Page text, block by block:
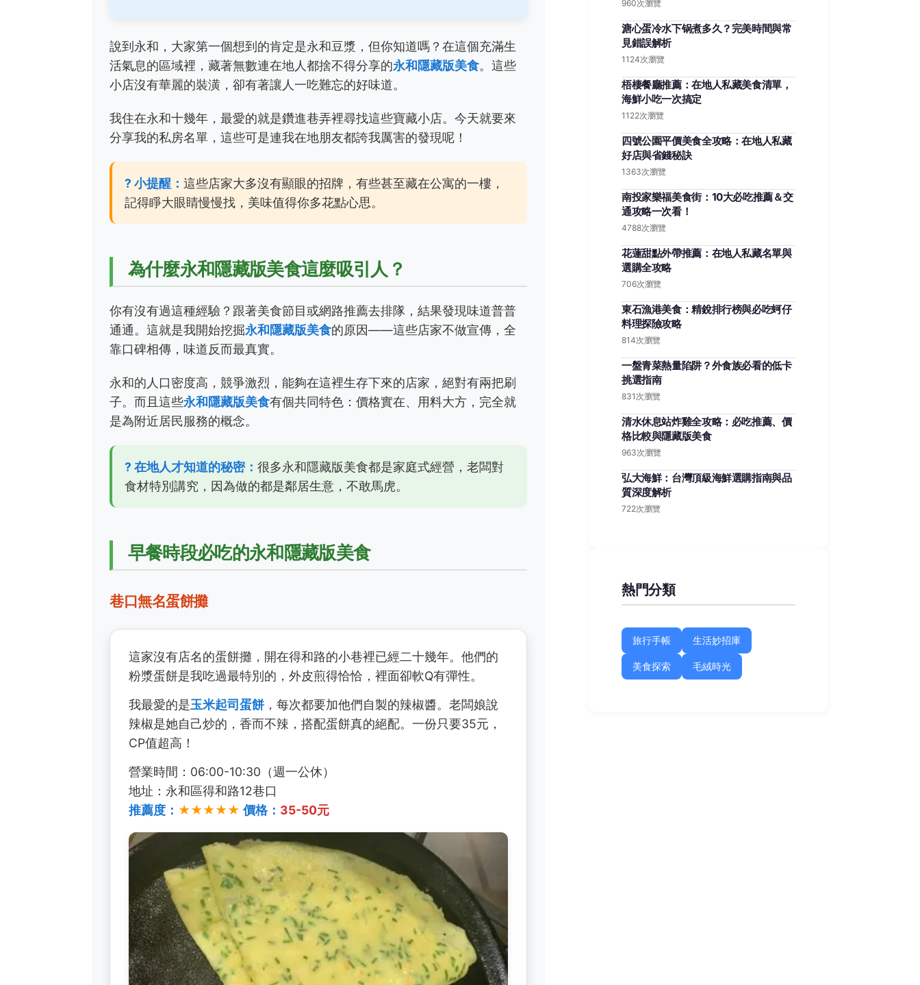
說到永和，大家第一個想到的肯定是永和豆漿，但你知道嗎？在這個充滿生
活氣息的區域裡，藏著無數連在地人都捨不得分享的永和隱藏版美食。這些
小店沒有華麗的裝潢，卻有著讓人一吃難忘的好味道。
我住在永和十幾年，最愛的就是鑽進巷弄裡尋找這些寶藏小店。今天就要來
分享我的私房名單，這些可是連我在地朋友都誇我厲害的發現呢！
? 小提醒： 這些店家大多沒有顯眼的招牌，有些甚至藏在公寓的一樓，
記得睜大眼睛慢慢找，美味值得你多花點心思。
為什麼永和隱藏版美食這麼吸引人？
你有沒有過這種經驗？跟著美食節目或網路推薦去排隊，結果發現味道普普
通通。這就是我開始挖掘永和隱藏版美食的原因——這些店家不做宣傳，全
靠口碑相傳，味道反而最真實。
永和的人口密度高，競爭激烈，能夠在這裡生存下來的店家，絕對有兩把刷
子。而且這些永和隱藏版美食有個共同特色：價格實在、用料大方，完全就
是為附近居民服務的概念。
? 在地人才知道的秘密： 很多永和隱藏版美食都是家庭式經營，老闆對
食材特別講究，因為做的都是鄰居生意，不敢馬虎。
早餐時段必吃的永和隱藏版美食
巷口無名蛋餅攤
這家沒有店名的蛋餅攤，開在得和路的小巷裡已經二十幾年。他們的
粉漿蛋餅是我吃過最特別的，外皮煎得恰恰，裡面卻軟Q有彈性。
我最愛的是玉米起司蛋餅，每次都要加他們自製的辣椒醬。老闆娘說
辣椒是她自己炒的，香而不辣，搭配蛋餅真的絕配。一份只要35元，
CP值超高！
營業時間：06:00-10:30（週一公休）
地址：永和區得和路12巷口
推薦度： ★★★★★ 價格： 35-50元
960次瀏覽
溏心蛋冷水下锅煮多久？完美時間與常
見錯誤解析
1124次瀏覽
梧棲餐廳推薦：在地人私藏美食清單，
海鮮小吃一次搞定
1122次瀏覽
四號公園平價美食全攻略：在地人私藏
好店與省錢秘訣
1363次瀏覽
南投家樂福美食街：10大必吃推薦＆交
通攻略一次看！
4788次瀏覽
花蓮甜點外帶推薦：在地人私藏名單與
選購全攻略
706次瀏覽
東石漁港美食：精銳排行榜與必吃蚵仔
料理探險攻略
814次瀏覽
一盤青菜熱量陷阱？外食族必看的低卡
挑選指南
831次瀏覽
清水休息站炸雞全攻略：必吃推薦、價
格比較與隱藏版美食
963次瀏覽
弘大海鮮：台灣頂級海鮮選購指南與品
質深度解析
722次瀏覽
熱門分類
旅行手帳 生活妙招庫
美食探索 毛絨時光